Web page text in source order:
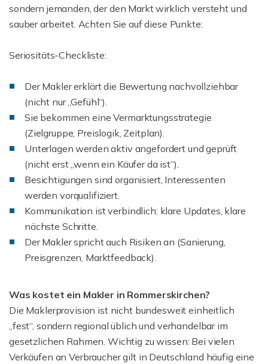
sondern jemanden, der den Markt wirklich versteht und
sauber arbeitet. Achten Sie auf diese Punkte:
Seriositäts-Checkliste:
Der Makler erklärt die Bewertung nachvollziehbar
(nicht nur „Gefühl“).
Sie bekommen eine Vermarktungsstrategie
(Zielgruppe, Preislogik, Zeitplan).
Unterlagen werden aktiv angefordert und geprüft
(nicht erst „wenn ein Käufer da ist“).
Besichtigungen sind organisiert, Interessenten
werden vorqualifiziert.
Kommunikation ist verbindlich: klare Updates, klare
nächste Schritte.
Der Makler spricht auch Risiken an (Sanierung,
Preisgrenzen, Marktfeedback).
Was kostet ein Makler in Rommerskirchen?
Die Maklerprovision ist nicht bundesweit einheitlich
„fest“, sondern regional üblich und verhandelbar im
gesetzlichen Rahmen. Wichtig zu wissen: Bei vielen
Verkäufen an Verbraucher gilt in Deutschland häufig eine